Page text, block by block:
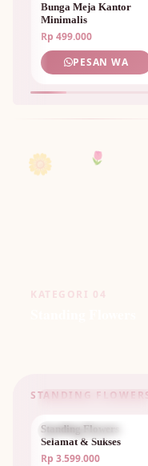
🌺
🌷
Bunga Meja Kantor
Minimalis
Rp 499.000
PESAN WA
🌼
KATEGORI 04
STANDING
STANDING FLOWERS
Standing Flowers
Selamat & Sukses
Rp 3.599.000